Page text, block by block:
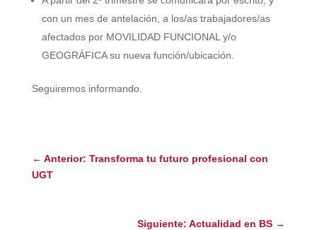
con un mes de antelación, a los/as trabajadores/as
afectados por MOVILIDAD FUNCIONAL y/o
GEOGRÁFICA su nueva función/ubicación.
Seguiremos informando.
← Anterior: Transforma tu futuro profesional con
UGT
Siguiente: Actualidad en BS →